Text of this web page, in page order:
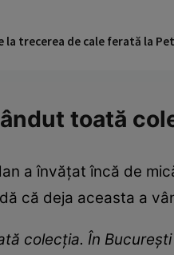
la trecerea de cale ferată la
toată
a învățat încă de
că deja aceasta a
colecția. În